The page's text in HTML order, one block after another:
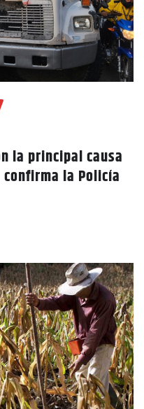
la principal causa
la Policía